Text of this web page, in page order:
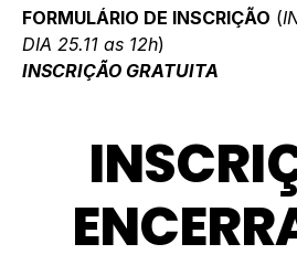
FORMULÁRIO DE INSCRIÇÃO (
DIA 25.11 as 12h)
INSCRIÇÃO GRATUITA